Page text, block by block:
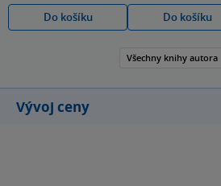
Do košíku
Do košíku
Všechny knihy autora
Vývoj ceny